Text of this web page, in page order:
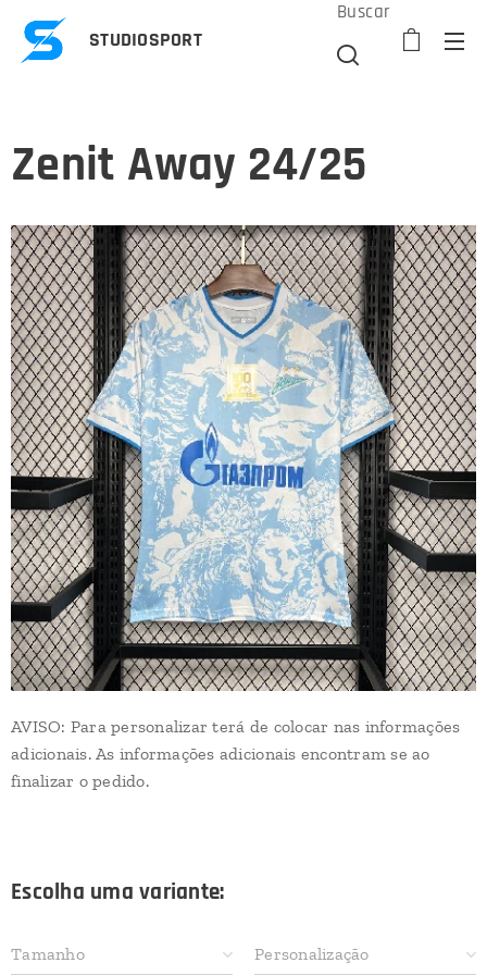
STUDIOSPORT
Buscar
Zenit Away 24/25
AVISO: Para personalizar terá de colocar nas informações
adicionais. As informações adicionais encontram se ao
finalizar o pedido.
Escolha uma variante:
Tamanho Personalização